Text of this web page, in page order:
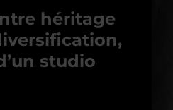
héritage
studio